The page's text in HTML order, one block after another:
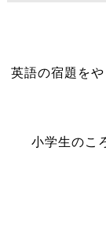
英語の宿題を
小学生のこ